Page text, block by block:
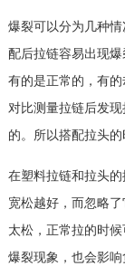
爆裂可以分为几种
配后拉链容易出现
有的是正常的，有
对比测量拉链后发
的。所以搭配拉头的
在塑料拉链和拉头
宽松越好，而忽略
太松，正常拉的时
爆裂现象，也会影